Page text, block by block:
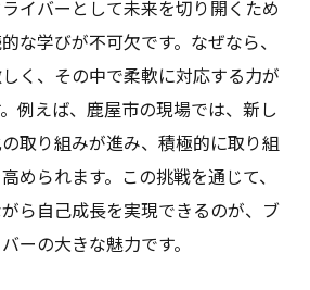
イバーとして未来を切り開くため
な学びが不可欠です。なぜなら、
く、その中で柔軟に対応する力が
例えば、鹿屋市の現場では、新し
取り組みが進み、積極的に取り組
められます。この挑戦を通じて、
ら自己成長を実現できるのが、ブ
ーの大きな魅力です。